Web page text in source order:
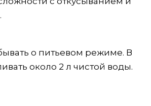
о питьевом режиме. В
около 2 л чистой воды.